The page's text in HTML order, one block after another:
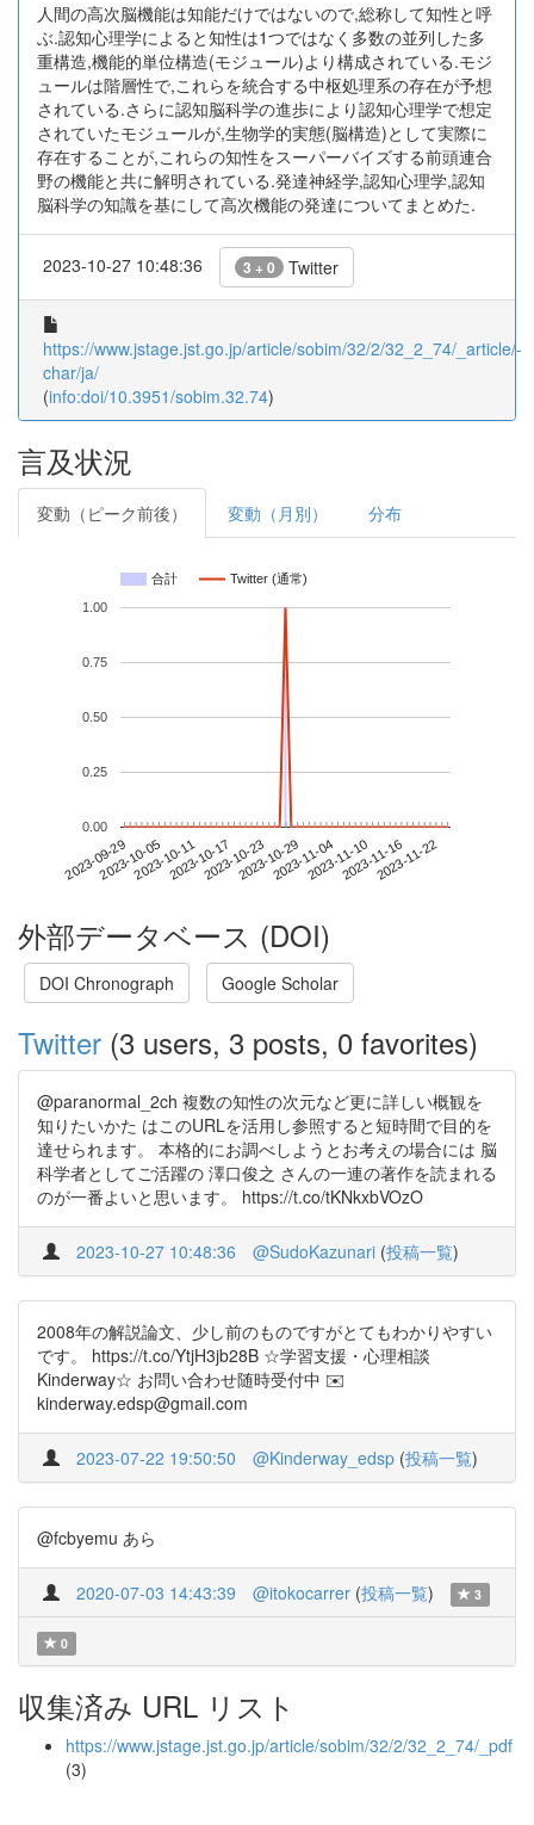
人間の高次脳機能は知能だけではないので,総称して知性と呼
ぶ.認知心理学によると知性は1つではなく多数の並列した多
重構造,機能的単位構造(モジュール)より構成されている.モジ
ュールは階層性で,これらを統合する中枢処理系の存在が予想
されている.さらに認知脳科学の進歩により認知心理学で想定
されていたモジュールが,生物学的実態(脳構造)として実際に
存在することが,これらの知性をスーパーバイズする前頭連合
野の機能と共に解明されている.発達神経学,認知心理学,認知
脳科学の知識を基にして高次機能の発達についてまとめた.
2023-10-27 10:48:36 3 + 0 Twitter
https://www.jstage.jst.go.jp/article/sobim/32/2/32_2_74/_article/-
char/ja/
(info:doi/10.3951/sobim.32.74)
言及状況
変動（ピーク前後） 変動（月別） 分布
合計 Twitter (通常)
2023-09-292023-10-052023-10-112023-10-172023-10-232023-10-292023-11-042023-11-102023-11-162023-11-22
0.00
0.25
0.50
0.75
1.00
外部データベース (DOI)
DOI Chronograph Google Scholar
Twitter (3 users, 3 posts, 0 favorites)
@paranormal_2ch 複数の知性の次元など更に詳しい概観を
知りたいかた はこのURLを活用し参照すると短時間で目的を
達せられます。 本格的にお調べしようとお考えの場合には 脳
科学者としてご活躍の 澤口俊之 さんの一連の著作を読まれる
のが一番よいと思います。 https://t.co/tKNkxbVOzO
2023-10-27 10:48:36 @SudoKazunari (投稿一覧)
2008年の解説論文、少し前のものですがとてもわかりやすい
です。 https://t.co/YtjH3jb28B ☆学習支援・心理相談
Kinderway☆ お問い合わせ随時受付中 ✉️
kinderway.edsp@gmail.com
2023-07-22 19:50:50 @Kinderway_edsp (投稿一覧)
@fcbyemu あら
2020-07-03 14:43:39 @itokocarrer (投稿一覧) 3
0
収集済み URL リスト
https://www.jstage.jst.go.jp/article/sobim/32/2/32_2_74/_pdf
(3)